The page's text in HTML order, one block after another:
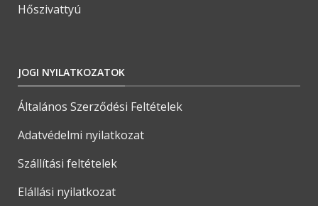
Hőszivattyú
JOGI NYILATKOZATOK
Általános Szerződési Feltételek
Adatvédelmi nyilatkozat
Szállítási feltételek
Elállási nyilatkozat